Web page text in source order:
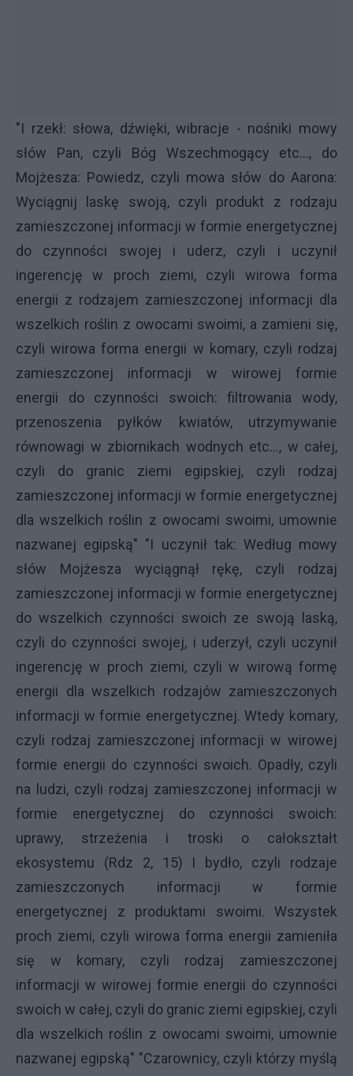
"I rzekł: słowa, dźwięki, wibracje - nośniki mowy
słów Pan, czyli Bóg Wszechmogący etc..., do
Mojżesza: Powiedz, czyli mowa słów do Aarona:
Wyciągnij laskę swoją, czyli produkt z rodzaju
zamieszczonej informacji w formie energetycznej
do czynności swojej i uderz, czyli i uczynił
ingerencję w proch ziemi, czyli wirowa forma
energii z rodzajem zamieszczonej informacji dla
wszelkich roślin z owocami swoimi, a zamieni się,
czyli wirowa forma energii w komary, czyli rodzaj
zamieszczonej informacji w wirowej formie
energii do czynności swoich: filtrowania wody,
przenoszenia pyłków kwiatów, utrzymywanie
równowagi w zbiornikach wodnych etc..., w całej,
czyli do granic ziemi egipskiej, czyli rodzaj
zamieszczonej informacji w formie energetycznej
dla wszelkich roślin z owocami swoimi, umownie
nazwanej egipską" "I uczynił tak: Według mowy
słów Mojżesza wyciągnął rękę, czyli rodzaj
zamieszczonej informacji w formie energetycznej
do wszelkich czynności swoich ze swoją laską,
czyli do czynności swojej, i uderzył, czyli uczynił
ingerencję w proch ziemi, czyli w wirową formę
energii dla wszelkich rodzajów zamieszczonych
informacji w formie energetycznej. Wtedy komary,
czyli rodzaj zamieszczonej informacji w wirowej
formie energii do czynności swoich. Opadły, czyli
na ludzi, czyli rodzaj zamieszczonej informacji w
formie energetycznej do czynności swoich:
uprawy, strzeżenia i troski o całokształt
ekosystemu (Rdz 2, 15) I bydło, czyli rodzaje
zamieszczonych informacji w formie
energetycznej z produktami swoimi. Wszystek
proch ziemi, czyli wirowa forma energii zamieniła
się w komary, czyli rodzaj zamieszczonej
informacji w wirowej formie energii do czynności
swoich w całej, czyli do granic ziemi egipskiej, czyli
dla wszelkich roślin z owocami swoimi, umownie
nazwanej egipską" "Czarownicy, czyli którzy myślą